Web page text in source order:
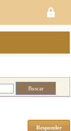
Responder